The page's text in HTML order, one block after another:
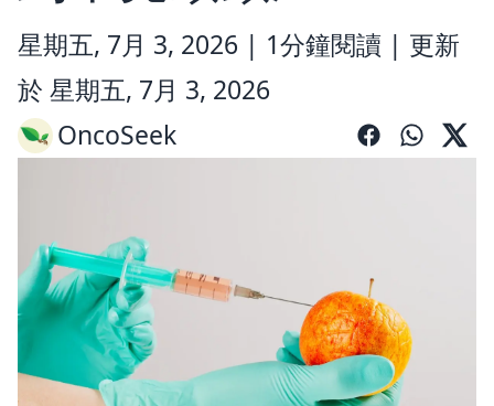
星期五, 7月 3, 2026 | 1分鐘閱讀 | 更新
於 星期五, 7月 3, 2026
OncoSeek